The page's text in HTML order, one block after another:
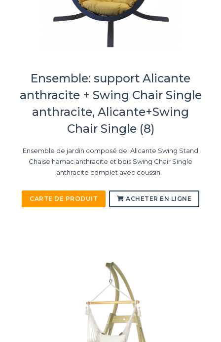
Ensemble: support Alicante
anthracite + Swing Chair Single
anthracite, Alicante+Swing
Chair Single (8)
Ensemble de jardin composé de: Alicante Swing Stand
Chaise hamac anthracite et bois Swing Chair Single
anthracite complet avec coussin.
CARTE DE PRODUIT ACHETER EN LIGNE